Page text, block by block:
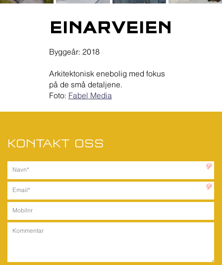
EINARVEIEN
Byggeår: 2018
Arkitektonisk enebolig med fokus
på de små detaljene.
Foto: Fabel Media
KONTAKT OSS